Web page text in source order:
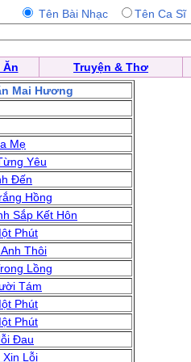
Tên Bài Nhạc Tên Ca Sĩ
Ăn Truyện & Thơ
Mai Hương
Mẹ
Yêu
Đến
Hồng
Sắp Kết Hôn
Phút
Thôi
Lồng
Tám
Phút
Phút
Đau
Xin Lỗi